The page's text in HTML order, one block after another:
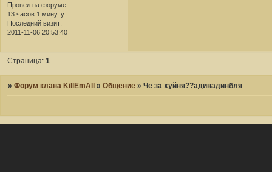
Провел на форуме:
13 часов 1 минуту
Последний визит:
2011-11-06 20:53:40
Страница:1
»Форум клана KillEmAll »Общение »Че за хуйня??адинадинбля